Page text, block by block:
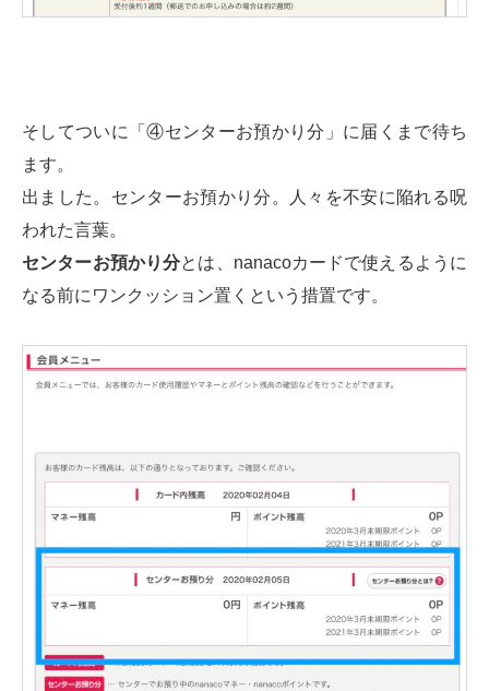
そしてついに「④センターお預かり分」に届くまで待ち
ます。
出ました。センターお預かり分。人々を不安に陥れる呪
われた言葉。
センターお預かり分とは、nanacoカードで使えるように
なる前にワンクッション置くという措置です。